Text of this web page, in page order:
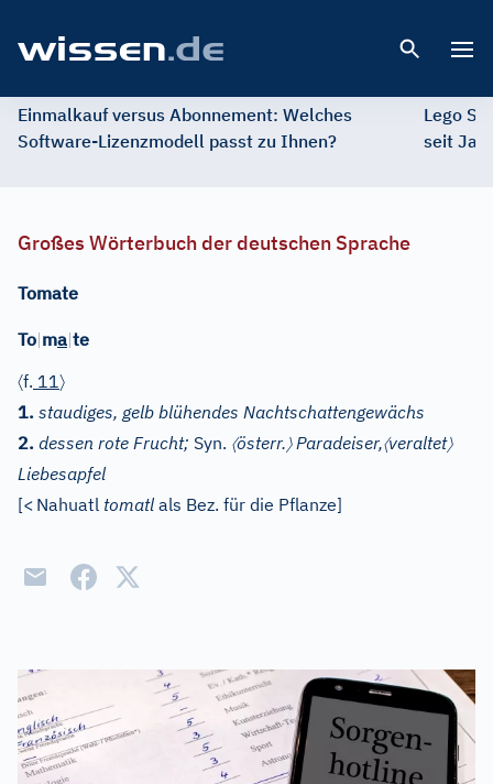
Einmalkauf versus Abonnement: Welches
Software-Lizenzmodell passt zu Ihnen?
Lego
seit
Großes Wörterbuch der deutschen Sprache
Tomate
To|ma|te
〈f. 11〉
1. staudiges, gelb blühendes Nachtschattengewächs
2. dessen rote Frucht; Syn. 〈österr. 〉Paradeiser,〈veraltet〉
Liebesapfel
[< Nahuatl tomatl als Bez. für die Pflanze]